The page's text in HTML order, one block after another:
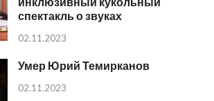
спектакль о звуках
02.11.2023
Умер Юрий Темирканов
02.11.2023